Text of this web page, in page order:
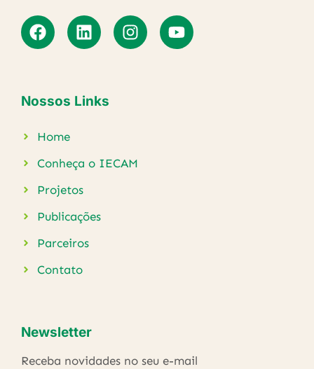
Nossos Links
Home
Conheça o IECAM
Projetos
Publicações
Parceiros
Contato
Newsletter
Receba novidades no seu e-mail